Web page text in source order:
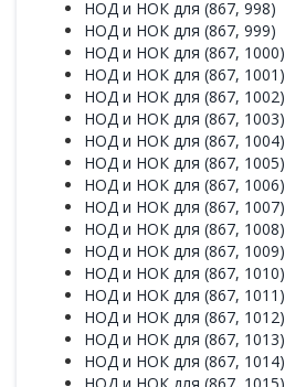
НОД и НОК для (867, 998)
НОД и НОК для (867, 999)
НОД и НОК для (867, 1000)
НОД и НОК для (867, 1001)
НОД и НОК для (867, 1002)
НОД и НОК для (867, 1003)
НОД и НОК для (867, 1004)
НОД и НОК для (867, 1005)
НОД и НОК для (867, 1006)
НОД и НОК для (867, 1007)
НОД и НОК для (867, 1008)
НОД и НОК для (867, 1009)
НОД и НОК для (867, 1010)
НОД и НОК для (867, 1011)
НОД и НОК для (867, 1012)
НОД и НОК для (867, 1013)
НОД и НОК для (867, 1014)